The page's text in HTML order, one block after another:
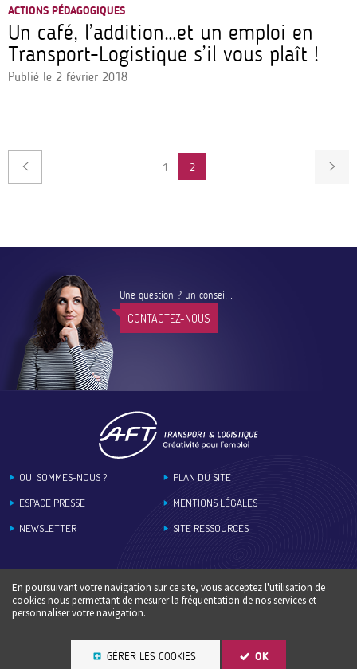
ACTIONS PÉDAGOGIQUES
Un café, l’addition…et un emploi en
Transport-Logistique s’il vous plaît !
Publié le 2 février 2018
PAGE
1 2
Une question ? un conseil :
CONTACTEZ-NOUS
QUI SOMMES-NOUS ?
ESPACE PRESSE
NEWSLETTER
PLAN DU SITE
MENTIONS LÉGALES
SITE RESSOURCES
En poursuivant votre navigation sur ce site, vous acceptez l'utilisation de
cookies nous permettant de mesurer la fréquentation de nos services et
personnaliser votre navigation.
GÉRER LES COOKIES OK